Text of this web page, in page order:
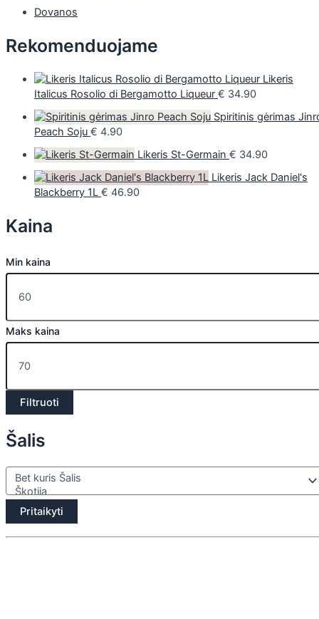
Dovanos
Rekomenduojame
Likeris
Italicus Rosolio di Bergamotto Liqueur € 34.90
Spiritinis gėrimas
Peach Soju € 4.90
Likeris St-Germain € 34.90
Likeris Jack Daniel's
Blackberry 1L € 46.90
Kaina
Min kaina
Maks kaina
Filtruoti
Šalis
Pritaikyti